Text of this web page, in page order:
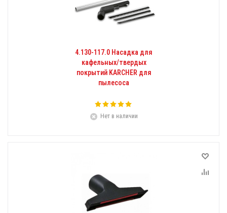
4.130-117.0 Насадка для
кафельных/твердых
покрытий KARCHER для
пылесоса
Нет в наличии